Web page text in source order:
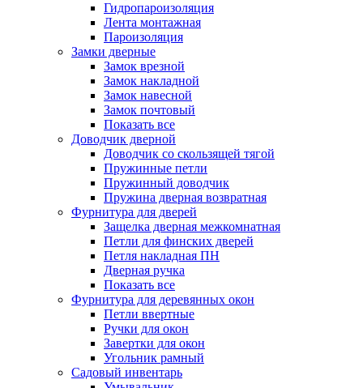
Гидропароизоляция
Лента монтажная
Пароизоляция
Замки дверные
Замок врезной
Замок накладной
Замок навесной
Замок почтовый
Показать все
Доводчик дверной
Доводчик со скользящей тягой
Пружинные петли
Пружинный доводчик
Пружина дверная возвратная
Фурнитура для дверей
Защелка дверная межкомнатная
Петли для финских дверей
Петля накладная ПН
Дверная ручка
Показать все
Фурнитура для деревянных окон
Петли ввертные
Ручки для окон
Завертки для окон
Угольник рамный
Садовый инвентарь